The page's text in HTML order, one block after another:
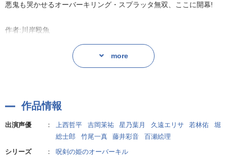
悪鬼も哭かせるオーバーキリング・スプラッタ無双、ここに開幕!
作者:川岸殴魚
more
作品情報
出演声優 ： 上西哲平 吉岡茉祐 星乃葉月 久遠エリサ 若林佑
堀
総士郎
竹尾一真 藤井彩音
百瀬絵理
シリーズ
：
呪剣の姫のオーバーキル